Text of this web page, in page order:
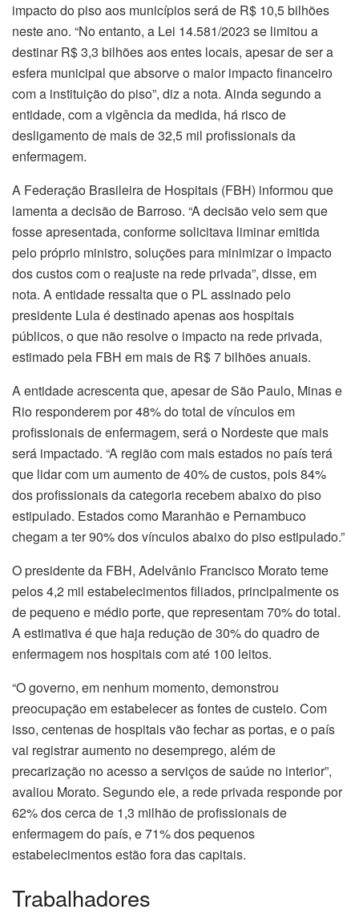
impacto do piso aos municípios será de R$ 10,5 bilhões
neste ano. “No entanto, a Lei 14.581/2023 se limitou a
destinar R$ 3,3 bilhões aos entes locais, apesar de ser a
esfera municipal que absorve o maior impacto financeiro
com a instituição do piso”, diz a nota. Ainda segundo a
entidade, com a vigência da medida, há risco de
desligamento de mais de 32,5 mil profissionais da
enfermagem.
A Federação Brasileira de Hospitais (FBH) informou que
lamenta a decisão de Barroso. “A decisão veio sem que
fosse apresentada, conforme solicitava liminar emitida
pelo próprio ministro, soluções para minimizar o impacto
dos custos com o reajuste na rede privada”, disse, em
nota. A entidade ressalta que o PL assinado pelo
presidente Lula é destinado apenas aos hospitais
públicos, o que não resolve o impacto na rede privada,
estimado pela FBH em mais de R$ 7 bilhões anuais.
A entidade acrescenta que, apesar de São Paulo, Minas e
Rio responderem por 48% do total de vínculos em
profissionais de enfermagem, será o Nordeste que mais
será impactado. “A região com mais estados no país terá
que lidar com um aumento de 40% de custos, pois 84%
dos profissionais da categoria recebem abaixo do piso
estipulado. Estados como Maranhão e Pernambuco
chegam a ter 90% dos vínculos abaixo do piso estipulado.”
O presidente da FBH, Adelvânio Francisco Morato teme
pelos 4,2 mil estabelecimentos filiados, principalmente os
de pequeno e médio porte, que representam 70% do total.
A estimativa é que haja redução de 30% do quadro de
enfermagem nos hospitais com até 100 leitos.
“O governo, em nenhum momento, demonstrou
preocupação em estabelecer as fontes de custeio. Com
isso, centenas de hospitais vão fechar as portas, e o país
vai registrar aumento no desemprego, além de
precarização no acesso a serviços de saúde no interior”,
avaliou Morato. Segundo ele, a rede privada responde por
62% dos cerca de 1,3 milhão de profissionais de
enfermagem do país, e 71% dos pequenos
estabelecimentos estão fora das capitais.
Trabalhadores